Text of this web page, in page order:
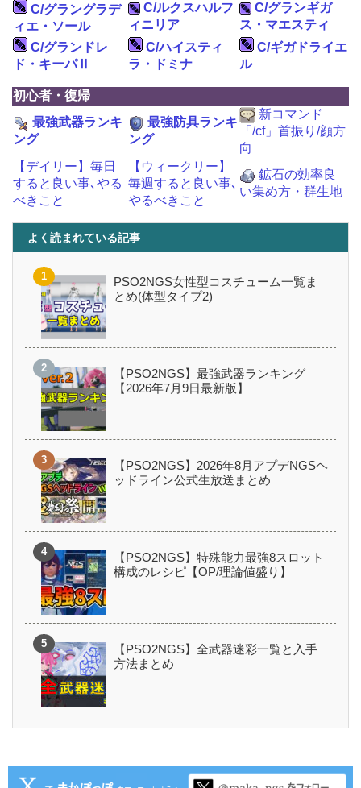
C/グラングラデ
ィエ・ソール
C/ルクスハルフ
ィニリア
C/グランギガ
ス・マエスティ
C/グランドレ
ド・キーパⅡ
C/ハイスティ
ラ・ドミナ
C/ギガドライエ
ル
初心者・復帰
最強武器ランキ
ング
最強防具ランキ
ング
新コマンド
「/cf」首振り/顔方
向
【デイリー】毎日
すると良い事､やる
べきこと
【ウィークリー】
毎週すると良い事､
やるべきこと
鉱石の効率良
い集め方・群生地
よく読まれている記事
PSO2NGS女性型コスチューム一覧ま
とめ(体型タイプ2)
【PSO2NGS】最強武器ランキング
【2026年7月9日最新版】
【PSO2NGS】2026年8月アプデNGSヘ
ッドライン公式生放送まとめ
【PSO2NGS】特殊能力最強8スロット
構成のレシピ【OP/理論値盛り】
【PSO2NGS】全武器迷彩一覧と入手
方法まとめ